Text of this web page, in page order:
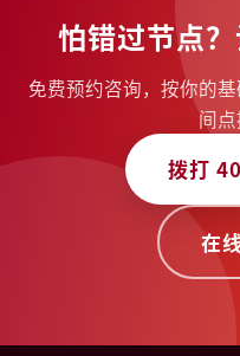
怕错过节点
免费预约咨询，按你的
间点
拨打
在